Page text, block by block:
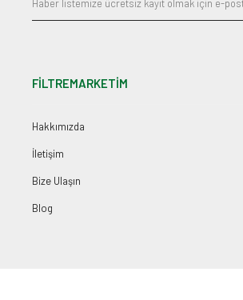
FİLTREMARKETİM
Hakkımızda
İletişim
Bize Ulaşın
Blog